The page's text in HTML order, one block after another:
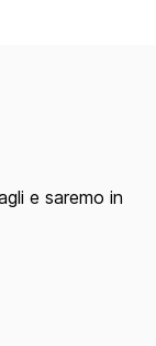
e saremo in